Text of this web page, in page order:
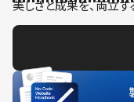
美しさと成果を、両立す